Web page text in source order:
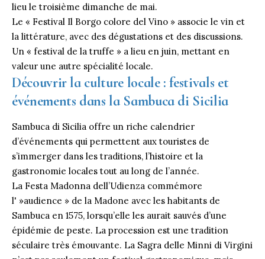
lieu le troisième dimanche de mai.
Le « Festival Il Borgo colore del Vino » associe le vin et
la littérature, avec des dégustations et des discussions.
Un « festival de la truffe » a lieu en juin, mettant en
valeur une autre spécialité locale.
Découvrir la culture locale : festivals et
événements dans la Sambuca di Sicilia
Sambuca di Sicilia offre un riche calendrier
d’événements qui permettent aux touristes de
s’immerger dans les traditions, l’histoire et la
gastronomie locales tout au long de l’année.
La Festa Madonna dell’Udienza commémore
l' »audience » de la Madone avec les habitants de
Sambuca en 1575, lorsqu’elle les aurait sauvés d’une
épidémie de peste. La procession est une tradition
séculaire très émouvante. La Sagra delle Minni di Virgini